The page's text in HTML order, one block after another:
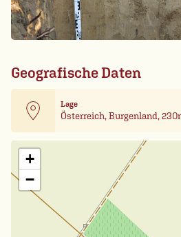
Geografische Daten
Lage
Österreich, Burgenland,
+
−